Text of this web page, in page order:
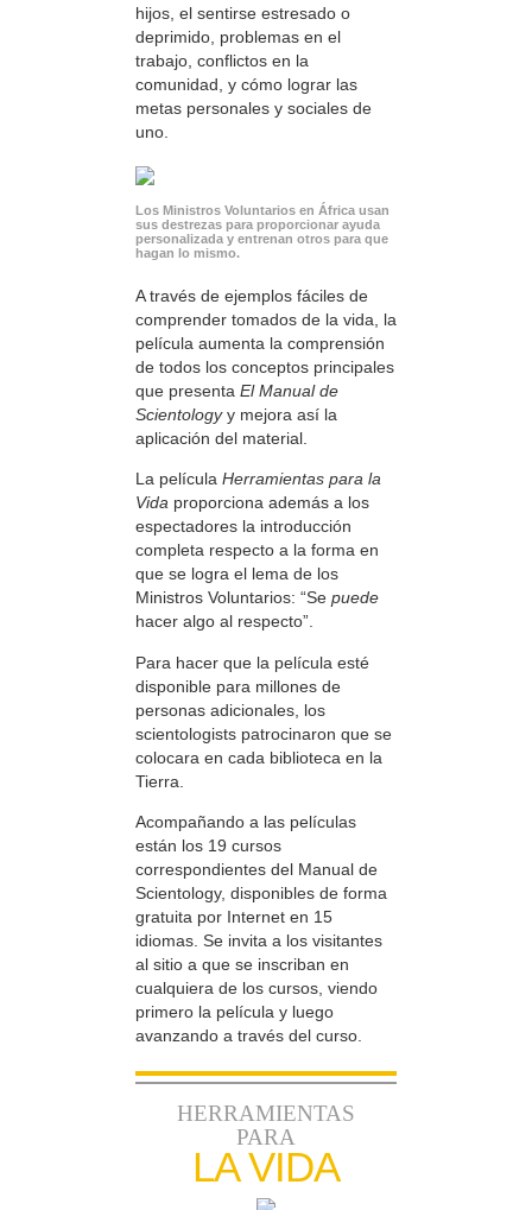
hijos, el sentirse estresado o
deprimido, problemas en el
trabajo, conflictos en la
comunidad, y cómo lograr las
metas personales y sociales de
uno.
Los Ministros Voluntarios en África usan
sus destrezas para proporcionar ayuda
personalizada y entrenan otros para que
hagan lo mismo.
A través de ejemplos fáciles de
comprender tomados de la vida, la
película aumenta la comprensión
de todos los conceptos principales
que presenta El Manual de
Scientologyy mejora así la
aplicación del material.
La película Herramientas para la
Vida proporciona además a los
espectadores la introducción
completa respecto a la forma en
que se logra el lema de los
Ministros Voluntarios: “Se puede
hacer algo al respecto”.
Para hacer que la película esté
disponible para millones de
personas adicionales, los
scientologists patrocinaron que se
colocara en cada biblioteca en la
Tierra.
Acompañando a las películas
están los 19 cursos
correspondientes del Manual de
Scientology, disponibles de forma
gratuita por Internet en 15
idiomas. Se invita a los visitantes
al sitio a que se inscriban en
cualquiera de los cursos, viendo
primero la película y luego
avanzando a través del curso.
HERRAMIENTAS
PARA
LA VIDA